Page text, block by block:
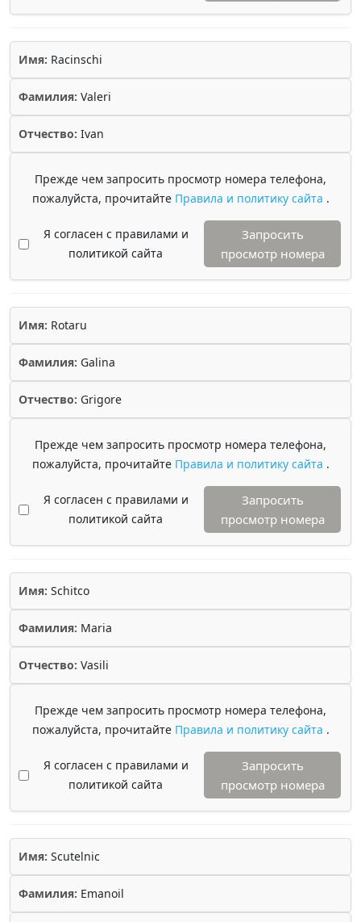
Имя: Racinschi
Фамилия: Valeri
Отчество: Ivan
Прежде чем запросить просмотр номера телефона,
пожалуйста, прочитайте Правила и политику сайта .
Я согласен с правилами и
политикой сайта
Запросить
просмотр номера
Имя: Rotaru
Фамилия: Galina
Отчество: Grigore
Прежде чем запросить просмотр номера телефона,
пожалуйста, прочитайте Правила и политику сайта .
Я согласен с правилами и
политикой сайта
Запросить
просмотр номера
Имя: Schitco
Фамилия: Maria
Отчество: Vasili
Прежде чем запросить просмотр номера телефона,
пожалуйста, прочитайте Правила и политику сайта .
Я согласен с правилами и
политикой сайта
Запросить
просмотр номера
Имя: Scutelnic
Фамилия: Emanoil